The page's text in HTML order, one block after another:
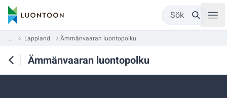
Sök
... Lappland Ämmänvaaran luontopolku
Ämmänvaaran luontopolku